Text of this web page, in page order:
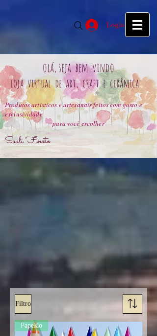
Login
olá, seja bem vindo
loja virtual de art, craft e cerâmica
Produtos artisticos e artesanais feitos com gosto e
exclusividade
para você escolher
Sueli Finoto
Filtro
Papelão